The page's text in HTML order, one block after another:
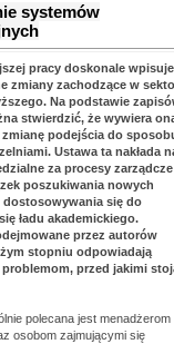
systemów
pracy doskonale
zmiany zachodzące w
Na podstawie
stwierdzić, że wywiera
zmianę podejścia do
Ustawa ta nakłada
za procesy zarządcze
poszukiwania nowych
dostosowywania się do
ładu akademickiego.
przez autorów
stopniu odpowiadają
problemom, przed jakimi
polecana jest menadżerom
osobom zajmującymi się